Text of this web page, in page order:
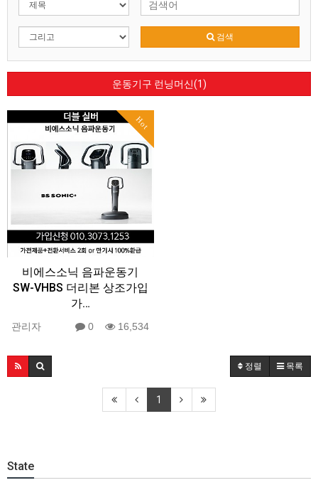
검색
운동기구 런닝머신(1)
Hot
비에스소닉 음파운동기
SW-VHBS 더리본 상조가입
가…
관리자 0 16,534
정렬 목록
1
State